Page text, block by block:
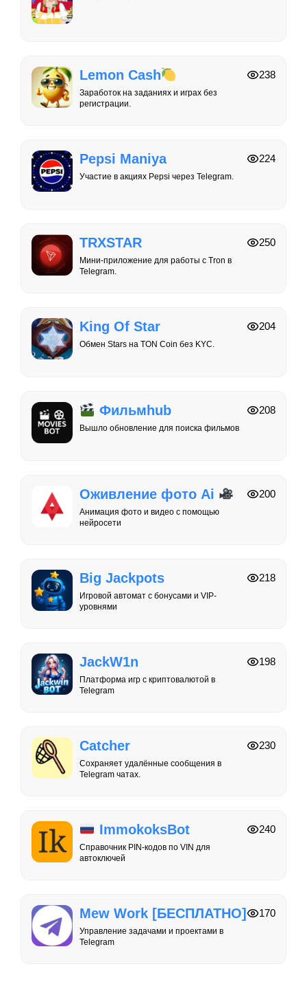
Lemon Cash
Заработок на заданиях и играх без
регистрации.
238
Pepsi Maniya
Участие в акциях Pepsi через Telegram.
224
TRXSTAR
Мини-приложение для работы с Tron в
Telegram.
250
King Of Star
Обмен Stars на TON Coin без KYC.
204
Фильмhub
Вышло обновление для поиска фильмов
208
Оживление фото Ai
Анимация фото и видео с помощью
нейросети
200
Big Jackpots
Игровой автомат с бонусами и VIP-
уровнями
218
JackW1n
Платформа игр с криптовалютой в
Telegram
198
Catcher
Сохраняет удалённые сообщения в
Telegram чатах.
230
ImmokoksBot
Справочник PIN-кодов по VIN для
автоключей
240
Mew Work [БЕСПЛАТНО]
Управление задачами и проектами в
Telegram
170